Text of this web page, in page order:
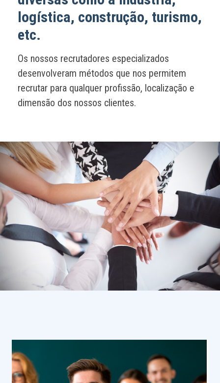
logística, construção, turismo,
etc.
Os nossos recrutadores especializados
desenvolveram métodos que nos permitem
recrutar para qualquer profissão, localização e
dimensão dos nossos clientes.